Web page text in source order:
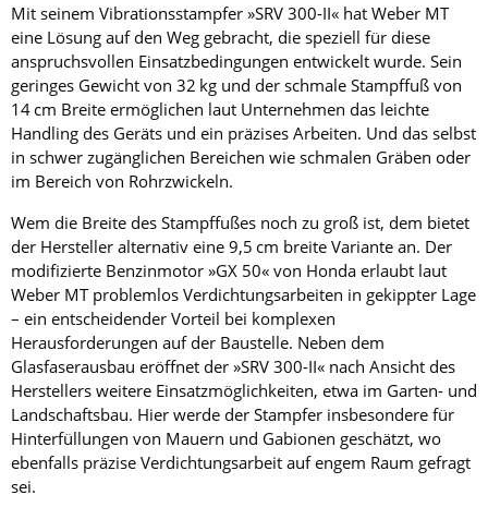
Mit seinem Vibrationsstampfer »SRV 300-II« hat Weber MT
eine Lösung auf den Weg gebracht, die speziell für diese
anspruchsvollen Einsatzbedingungen entwickelt wurde. Sein
geringes Gewicht von 32 kg und der schmale Stampffuß von
14 cm Breite ermöglichen laut Unternehmen das leichte
Handling des Geräts und ein präzises Arbeiten. Und das selbst
in schwer zugänglichen Bereichen wie schmalen Gräben oder
im Bereich von Rohrzwickeln.
Wem die Breite des Stampffußes noch zu groß ist, dem bietet
der Hersteller alternativ eine 9,5 cm breite Variante an. Der
modifizierte Benzinmotor »GX 50« von Honda erlaubt laut
Weber MT problemlos Verdichtungsarbeiten in gekippter Lage
– ein entscheidender Vorteil bei komplexen
Herausforderungen auf der Baustelle. Neben dem
Glasfaserausbau eröffnet der »SRV 300-II« nach Ansicht des
Herstellers weitere Einsatzmöglichkeiten, etwa im Garten- und
Landschaftsbau. Hier werde der Stampfer insbesondere für
Hinterfüllungen von Mauern und Gabionen geschätzt, wo
ebenfalls präzise Verdichtungsarbeit auf engem Raum gefragt
sei.